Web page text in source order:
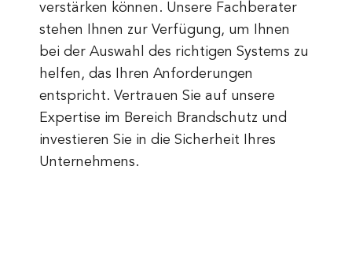
verstärken können. Unsere Fachberater
stehen Ihnen zur Verfügung, um Ihnen
bei der Auswahl des richtigen Systems zu
helfen, das Ihren Anforderungen
entspricht. Vertrauen Sie auf unsere
Expertise im Bereich Brandschutz und
investieren Sie in die Sicherheit Ihres
Unternehmens.